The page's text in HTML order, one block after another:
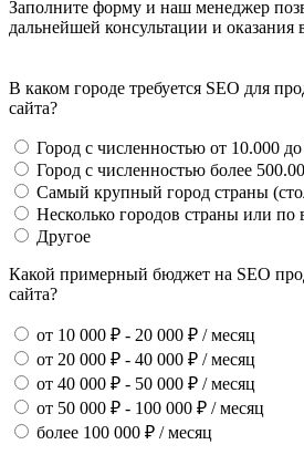
Заполните форму и наш менеджер
дальнейшей консультации и
В каком городе требуется SEO для
сайта?
Город с численностью от 10.000
Город с численностью более
Самый крупный город страны
Несколько городов страны или по
Другое
Какой примерный бюджет на SEO
сайта?
от 10 000 ₽ - 20 000 ₽ / месяц
от 20 000 ₽ - 40 000 ₽ / месяц
от 40 000 ₽ - 50 000 ₽ / месяц
от 50 000 ₽ - 100 000 ₽ / месяц
более 100 000 ₽ / месяц